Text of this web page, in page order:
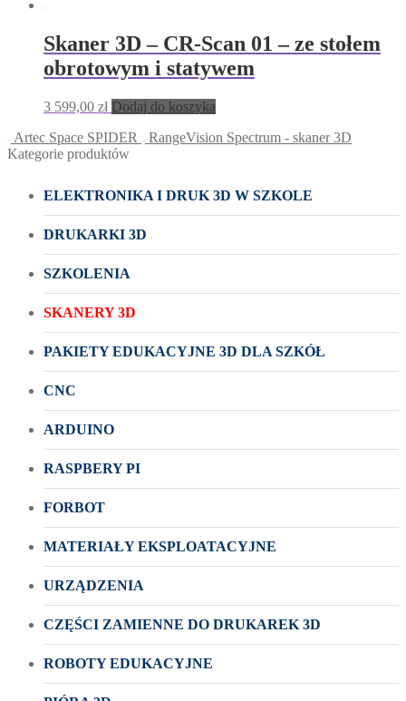
Skaner 3D – CR-Scan 01 – ze stołem
obrotowym i statywem
3 599,00 zł Dodaj do koszyka
Artec Space SPIDER
RangeVision Spectrum - skaner 3D
Kategorie produktów
ELEKTRONIKA I DRUK 3D W SZKOLE
DRUKARKI 3D
SZKOLENIA
SKANERY 3D
PAKIETY EDUKACYJNE 3D DLA SZKÓŁ
CNC
ARDUINO
RASPBERY PI
FORBOT
MATERIAŁY EKSPLOATACYJNE
URZĄDZENIA
CZĘŚCI ZAMIENNE DO DRUKAREK 3D
ROBOTY EDUKACYJNE